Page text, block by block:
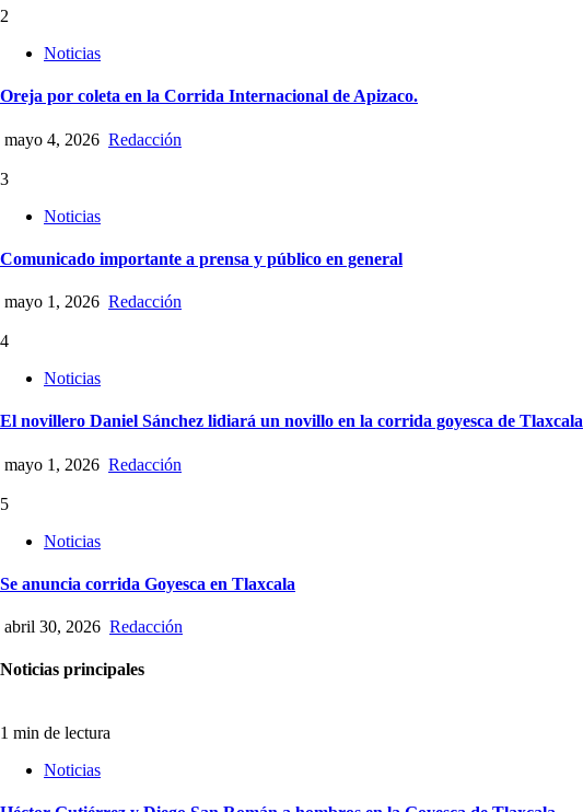
2
Noticias
Oreja por coleta en la Corrida Internacional de Apizaco.
mayo 4, 2026 Redacción
3
Noticias
Comunicado importante a prensa y público en general
mayo 1, 2026 Redacción
4
Noticias
El novillero Daniel Sánchez lidiará un novillo en la corrida goyesca de Tlaxcala
mayo 1, 2026 Redacción
5
Noticias
Se anuncia corrida Goyesca en Tlaxcala
abril 30, 2026 Redacción
Noticias principales
1 min de lectura
Noticias